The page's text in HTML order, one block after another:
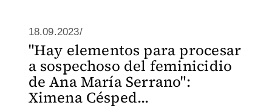
18.09.2023/
"Hay elementos para procesar
a sospechoso del feminicidio
de Ana María Serrano":
Ximena Césped...